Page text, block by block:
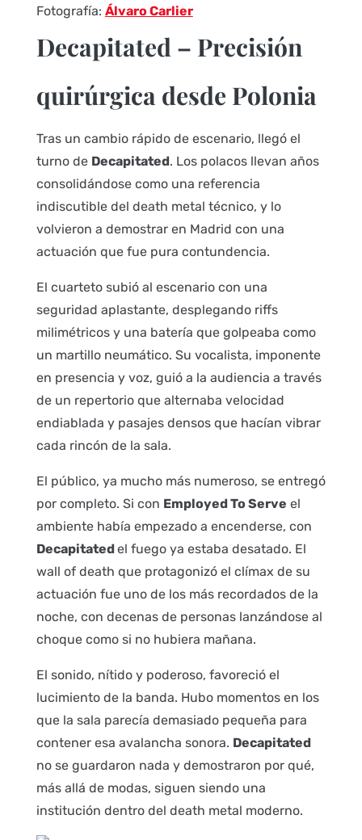
Fotografía: Álvaro Carlier
Decapitated – Precisión
quirúrgica desde Polonia
Tras un cambio rápido de escenario, llegó el
turno de Decapitated. Los polacos llevan años
consolidándose como una referencia
indiscutible del death metal técnico, y lo
volvieron a demostrar en Madrid con una
actuación que fue pura contundencia.
El cuarteto subió al escenario con una
seguridad aplastante, desplegando riffs
milimétricos y una batería que golpeaba como
un martillo neumático. Su vocalista, imponente
en presencia y voz, guió a la audiencia a través
de un repertorio que alternaba velocidad
endiablada y pasajes densos que hacían vibrar
cada rincón de la sala.
El público, ya mucho más numeroso, se entregó
por completo. Si con Employed To Serve el
ambiente había empezado a encenderse, con
Decapitatedel fuego ya estaba desatado. El
wall of death que protagonizó el clímax de su
actuación fue uno de los más recordados de la
noche, con decenas de personas lanzándose al
choque como si no hubiera mañana.
El sonido, nítido y poderoso, favoreció el
lucimiento de la banda. Hubo momentos en los
que la sala parecía demasiado pequeña para
contener esa avalancha sonora. Decapitated
no se guardaron nada y demostraron por qué,
más allá de modas, siguen siendo una
institución dentro del death metal moderno.